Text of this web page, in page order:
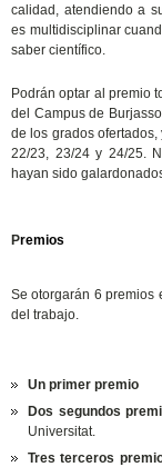
calidad, atendiendo a
es multidisciplinar
saber científico.
Podrán optar al premio
del Campus de
de los grados
22/23, 23/24 y 24/25.
hayan sido
Premios
Se otorgarán 6 premios
del trabajo.
Un primer premio
Dos segundos
Universitat.
Tres terceros